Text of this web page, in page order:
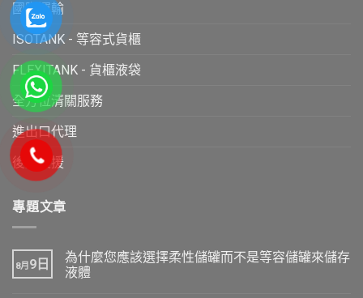
國際運輸
ISOTANK - 等容式貨櫃
FLEXITANK - 貨櫃液袋
全方位清關服務
進出口代理
後勤支援
專題文章
8月 9日
為什麼您應該選擇柔性儲罐而不是等容儲罐來儲存
液體